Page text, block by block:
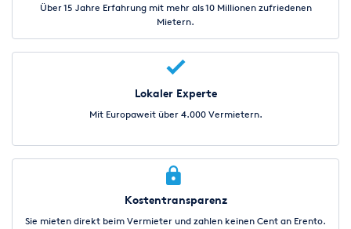
Über 15 Jahre Erfahrung mit mehr als 10 Millionen zufriedenen
Mietern.
Lokaler Experte
Mit Europaweit über 4.000 Vermietern.
Kostentransparenz
Sie mieten direkt beim Vermieter und zahlen keinen Cent an Erento.